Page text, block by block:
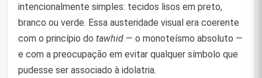
intencionalmente simples: tecidos lisos em preto,
branco ou verde. Essa austeridade visual era coerente
com o princípio do tawhid — o monoteísmo absoluto —
e com a preocupação em evitar qualquer símbolo que
pudesse ser associado à idolatria.